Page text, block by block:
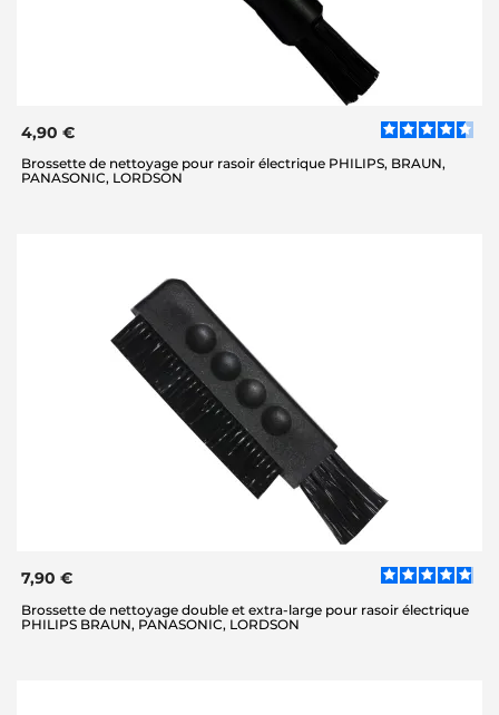
4,90 €
Brossette de nettoyage pour rasoir électrique PHILIPS, BRAUN,
PANASONIC, LORDSON
7,90 €
Brossette de nettoyage double et extra-large pour rasoir électrique
PHILIPS BRAUN, PANASONIC, LORDSON